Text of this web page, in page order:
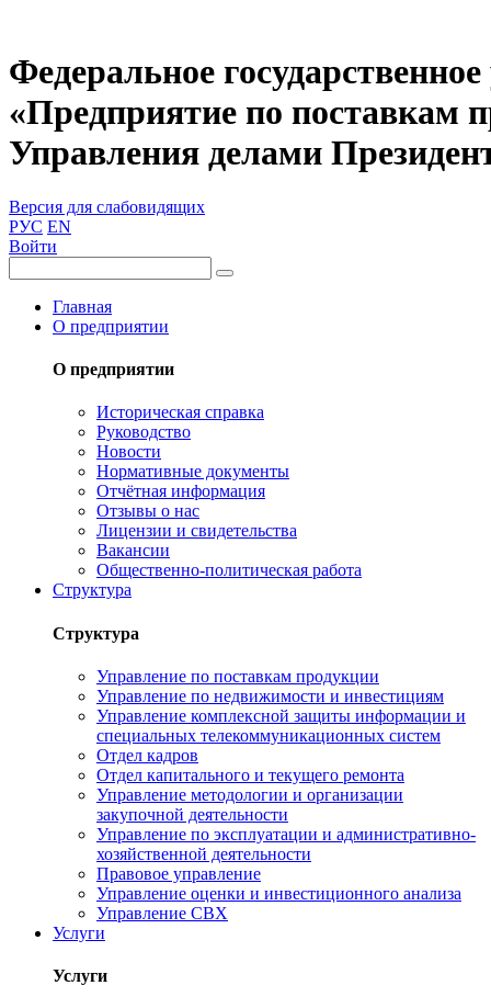
Федеральное
«Предприятие по поставкам
Управления делами
Версия для слабовидящих
РУС EN
Войти
Главная
О предприятии
О предприятии
Историческая справка
Руководство
Новости
Нормативные документы
Отчётная информация
Отзывы о нас
Лицензии и свидетельства
Вакансии
Общественно-политическая работа
Структура
Структура
Управление по поставкам продукции
Управление по недвижимости и инвестициям
Управление комплексной защиты информации и
специальных телекоммуникационных систем
Отдел кадров
Отдел капитального и текущего ремонта
Управление методологии и организации
закупочной деятельности
Управление по эксплуатации и административно-
хозяйственной деятельности
Правовое управление
Управление оценки и инвестиционного анализа
Управление СВХ
Услуги
Услуги